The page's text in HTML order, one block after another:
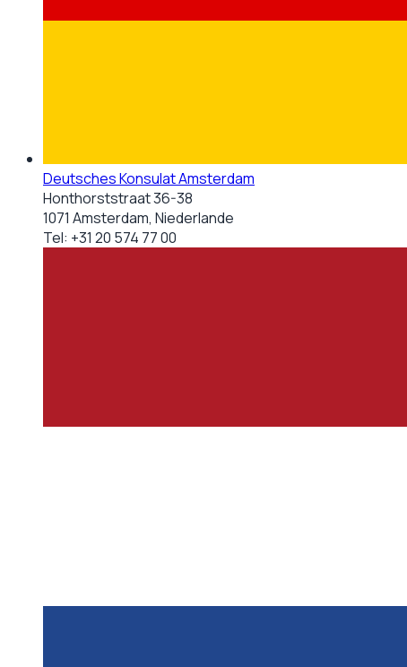
Deutsches Konsulat Amsterdam
Honthorststraat 36-38
1071 Amsterdam, Niederlande
Tel: +31 20 574 77 00